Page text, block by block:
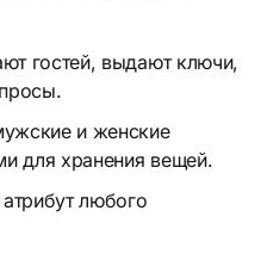
гостей, выдают ключи,
и женские
для хранения вещей.
любого